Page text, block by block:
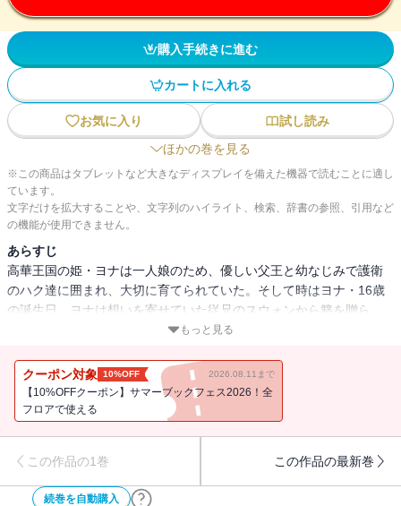
購入手続きに進む
カートに入れる
お気に入り
試し読み
ほかの巻を見る
※この商品はタブレットなど大きなディスプレイを備えた機器で読むことに適し
ています。
文字だけを拡大することや、文字列のハイライト、検索、辞書の参照、引用など
の機能が使用できません。
あらすじ
高華王国の姫・ヨナは一人娘のため、優しい父王と幼なじみで護衛
のハク達に囲まれ、大切に育てられていた。そして時はヨナ・16歳
の誕生日、ヨナは想いを寄せていた従兄のスウォンから簪を贈ら
れ、父へ自分の気持ちを伝えに行く。が、そこには思いも寄らぬ過
もっと見る
クーポン対象 10%OFF 2026.08.11まで
【10%OFFクーポン】サマーブックフェス2026！全
フロアで使える
この作品の1巻 この作品の最新巻
続巻を自動購入